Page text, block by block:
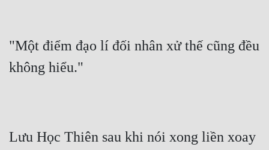
"Một điểm đạo lí đối nhân xử thế cũng đều
không hiểu."
Lưu Học Thiên sau khi nói xong liền xoay